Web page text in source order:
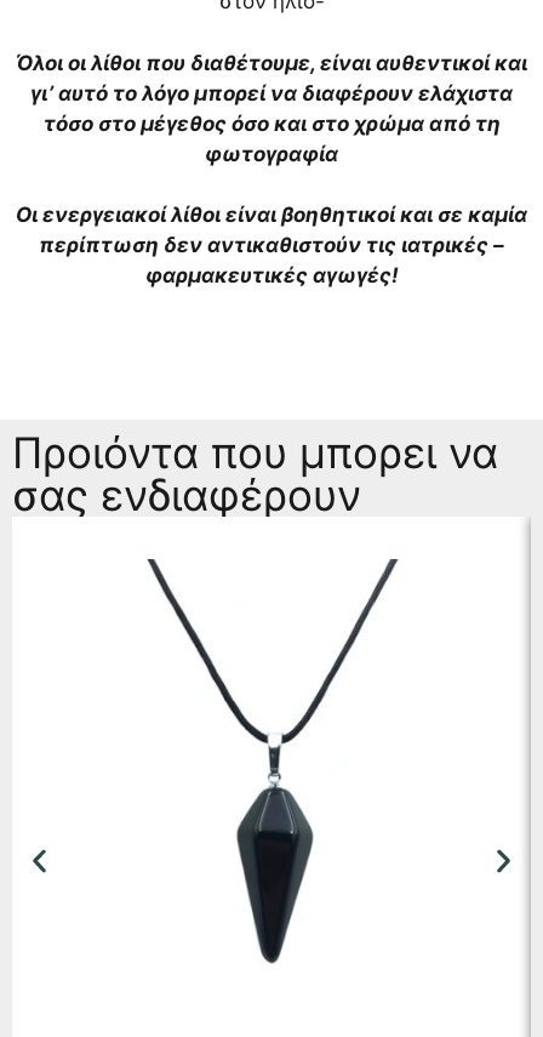
Όλοι οι λίθοι που διαθέτουμε, είναι αυθεντικοί και
γι’ αυτό το λόγο μπορεί να διαφέρουν ελάχιστα
τόσο στο μέγεθος όσο και στο χρώμα από τη
φωτογραφία
Οι ενεργειακοί λίθοι είναι βοηθητικοί και σε καμία
περίπτωση δεν αντικαθιστούν τις ιατρικές –
φαρμακευτικές αγωγές!
Προιόντα που μπορει να
σας ενδιαφέρουν